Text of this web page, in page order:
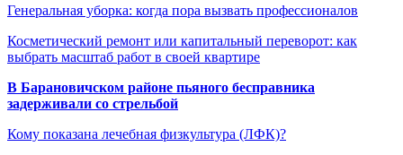
Генеральная уборка: когда пора вызвать профессионалов
Косметический ремонт или капитальный переворот: как
выбрать масштаб работ в своей квартире
В Барановичском районе пьяного бесправника
задерживали со стрельбой
Кому показана лечебная физкультура (ЛФК)?